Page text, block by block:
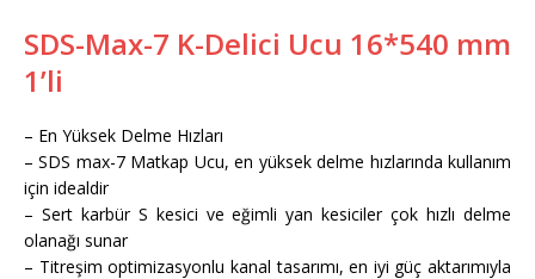
SDS-Max-7 K-Delici Ucu 16*540 mm
1’li
– En Yüksek Delme Hızları
– SDS max-7 Matkap Ucu, en yüksek delme hızlarında kullanım
için idealdir
– Sert karbür S kesici ve eğimli yan kesiciler çok hızlı delme
olanağı sunar
– Titreşim optimizasyonlu kanal tasarımı, en iyi güç aktarımıyla